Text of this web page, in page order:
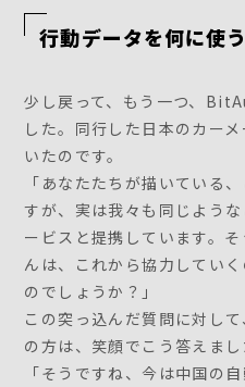
行動データを何に使
少し戻って、もう一つ、
した。同行した日本のカー
いたのです。
「あなたたちが描いている
すが、実は我々も同じよう
ービスと提携しています。
んは、これから協力してい
のでしょうか？」
この突っ込んだ質問に対し
の方は、笑顔でこう答えまし
「そうですね、今は中国の